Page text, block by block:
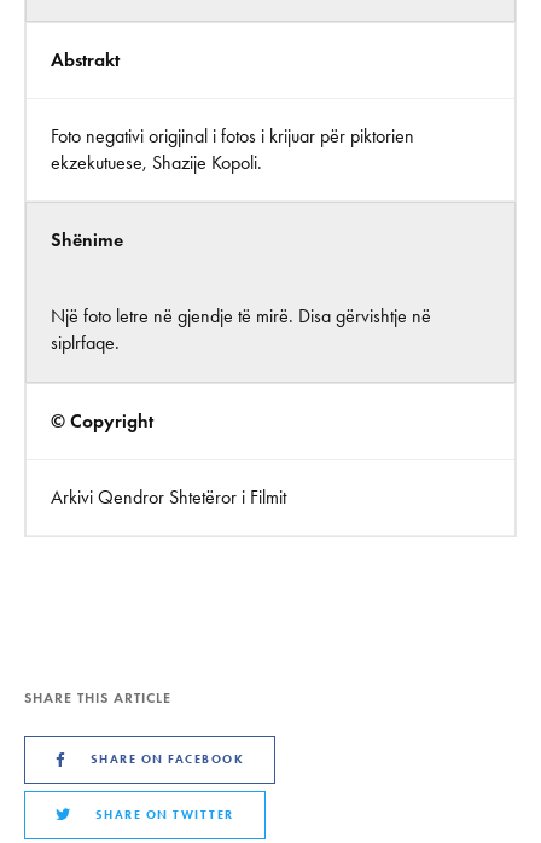
Abstrakt
Foto negativi origjinal i fotos i krijuar për piktorien
ekzekutuese, Shazije Kopoli.
Shënime
Një foto letre në gjendje të mirë. Disa gërvishtje në
siplrfaqe.
© Copyright
Arkivi Qendror Shtetëror i Filmit
SHARE THIS ARTICLE
SHARE ON FACEBOOK
SHARE ON TWITTER